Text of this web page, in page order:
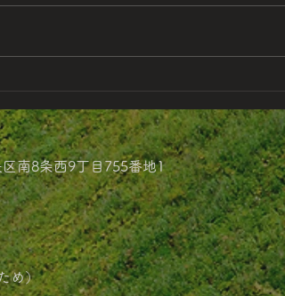
南8条西9丁目755番地1
め）